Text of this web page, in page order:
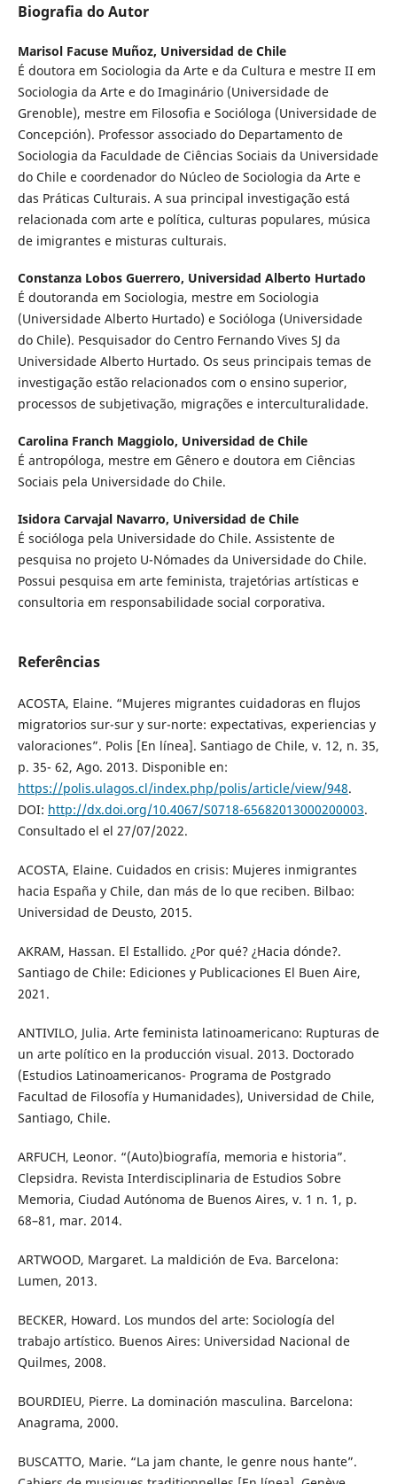
Biografia do Autor
Marisol Facuse Muñoz, Universidad de Chile
É doutora em Sociologia da Arte e da Cultura e mestre II em
Sociologia da Arte e do Imaginário (Universidade de
Grenoble), mestre em Filosofia e Socióloga (Universidade de
Concepción). Professor associado do Departamento de
Sociologia da Faculdade de Ciências Sociais da Universidade
do Chile e coordenador do Núcleo de Sociologia da Arte e
das Práticas Culturais. A sua principal investigação está
relacionada com arte e política, culturas populares, música
de imigrantes e misturas culturais.
Constanza Lobos Guerrero, Universidad Alberto Hurtado
É doutoranda em Sociologia, mestre em Sociologia
(Universidade Alberto Hurtado) e Socióloga (Universidade
do Chile). Pesquisador do Centro Fernando Vives SJ da
Universidade Alberto Hurtado. Os seus principais temas de
investigação estão relacionados com o ensino superior,
processos de subjetivação, migrações e interculturalidade.
Carolina Franch Maggiolo, Universidad de Chile
É antropóloga, mestre em Gênero e doutora em Ciências
Sociais pela Universidade do Chile.
Isidora Carvajal Navarro, Universidad de Chile
É socióloga pela Universidade do Chile. Assistente de
pesquisa no projeto U-Nómades da Universidade do Chile.
Possui pesquisa em arte feminista, trajetórias artísticas e
consultoria em responsabilidade social corporativa.
Referências
ACOSTA, Elaine. “Mujeres migrantes cuidadoras en flujos
migratorios sur-sur y sur-norte: expectativas, experiencias y
valoraciones”. Polis [En línea]. Santiago de Chile, v. 12, n. 35,
p. 35- 62, Ago. 2013. Disponible en:
https://polis.ulagos.cl/index.php/polis/article/view/948.
DOI: http://dx.doi.org/10.4067/S0718-65682013000200003.
Consultado el el 27/07/2022.
ACOSTA, Elaine. Cuidados en crisis: Mujeres inmigrantes
hacia España y Chile, dan más de lo que reciben. Bilbao:
Universidad de Deusto, 2015.
AKRAM, Hassan. El Estallido. ¿Por qué? ¿Hacia dónde?.
Santiago de Chile: Ediciones y Publicaciones El Buen Aire,
2021.
ANTIVILO, Julia. Arte feminista latinoamericano: Rupturas de
un arte político en la producción visual. 2013. Doctorado
(Estudios Latinoamericanos- Programa de Postgrado
Facultad de Filosofía y Humanidades), Universidad de Chile,
Santiago, Chile.
ARFUCH, Leonor. “(Auto)biografía, memoria e historia”.
Clepsidra. Revista Interdisciplinaria de Estudios Sobre
Memoria, Ciudad Autónoma de Buenos Aires, v. 1 n. 1, p.
68–81, mar. 2014.
ARTWOOD, Margaret. La maldición de Eva. Barcelona:
Lumen, 2013.
BECKER, Howard. Los mundos del arte: Sociología del
trabajo artístico. Buenos Aires: Universidad Nacional de
Quilmes, 2008.
BOURDIEU, Pierre. La dominación masculina. Barcelona:
Anagrama, 2000.
BUSCATTO, Marie. “La jam chante, le genre nous hante”.